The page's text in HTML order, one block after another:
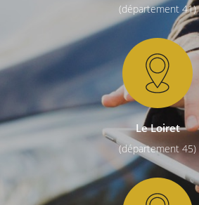
(département 41)
Le Loiret
(département 45)